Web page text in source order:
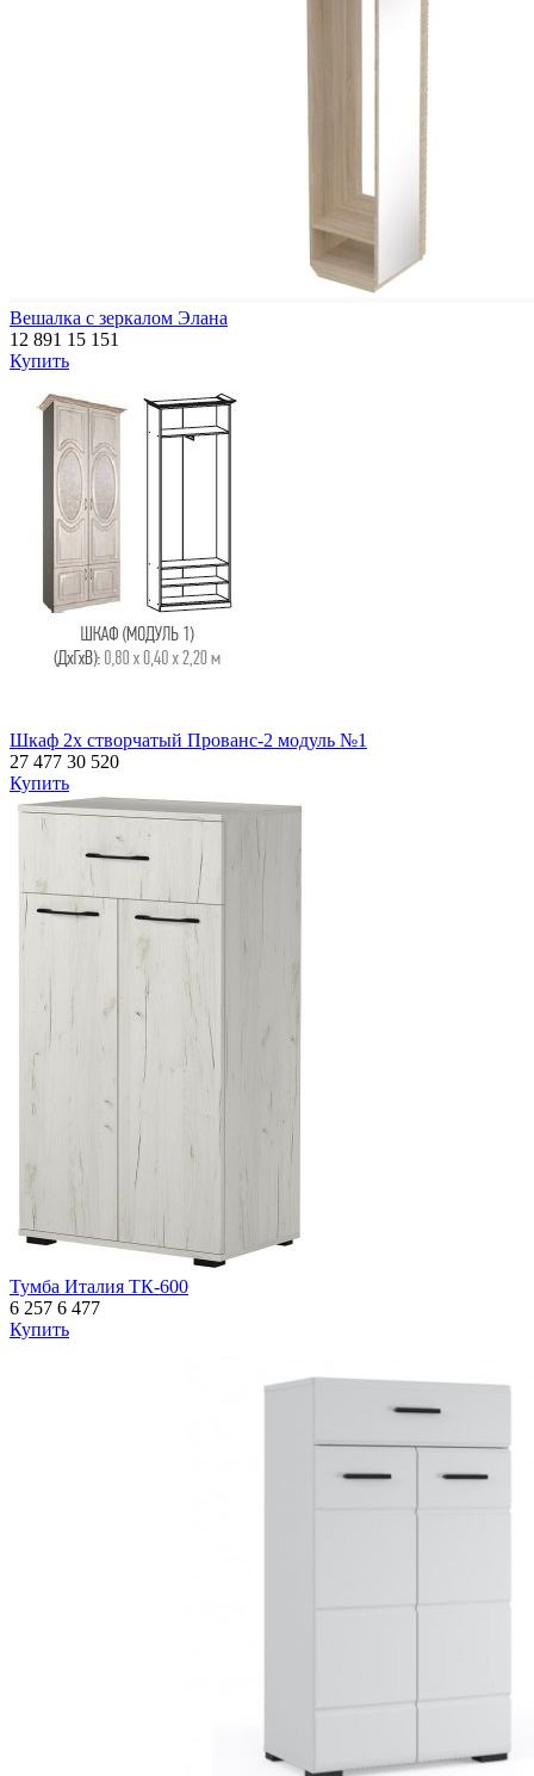
Вешалка с зеркалом Элана
12 891 15 151
Купить
Шкаф 2х створчатый Прованс-2 модуль №1
27 477 30 520
Купить
Тумба Италия ТК-600
6 257 6 477
Купить